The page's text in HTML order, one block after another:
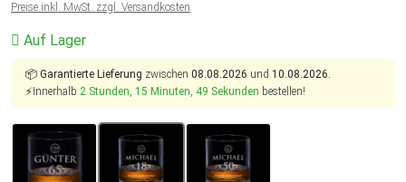
Preise inkl. MwSt. zzgl. Versandkosten
Auf Lager
📦 Garantierte Lieferung zwischen 08.08.2026 und 10.08.2026.
⚡Innerhalb 2 Stunden, 15 Minuten, 49 Sekunden bestellen!